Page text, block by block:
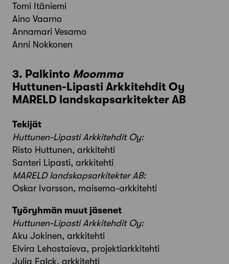
Tomi Itäniemi
Aino Vaarno
Annamari Vesamo
Anni Nokkonen
3. Palkinto Moomma
Huttunen-Lipasti Arkkitehdit Oy
MARELD landskapsarkitekter AB
Tekijät
Huttunen-Lipasti Arkkitehdit Oy:
Risto Huttunen, arkkitehti
Santeri Lipasti, arkkitehti
MARELD landskapsarkitekter AB:
Oskar Ivarsson, maisema-arkkitehti
Työryhmän muut jäsenet
Huttunen-Lipasti Arkkitehdit Oy:
Aku Jokinen, arkkitehti
Elvira Lehostaieva, projektiarkkitehti
Julia Falck, arkkitehti